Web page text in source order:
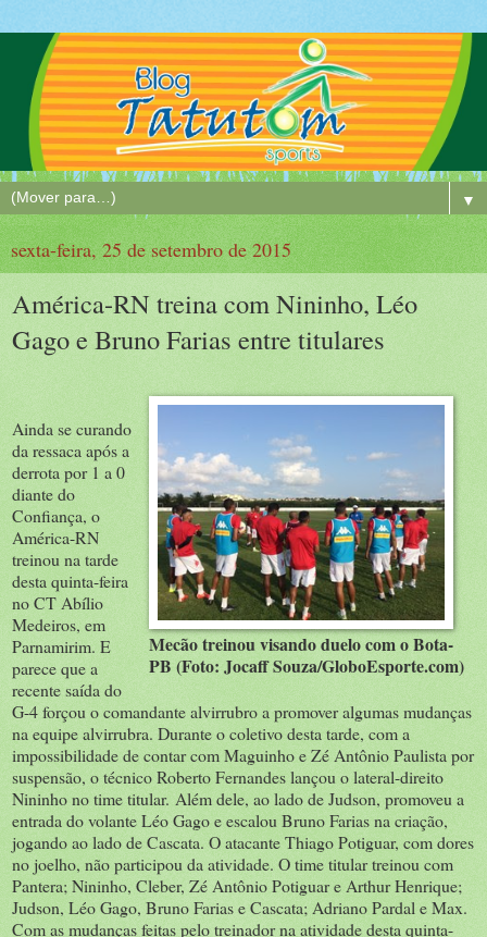
▼
sexta-feira, 25 de setembro de 2015
América-RN treina com Nininho, Léo
Gago e Bruno Farias entre titulares
Mecão treinou visando duelo com o Bota-
PB (Foto: Jocaff Souza/GloboEsporte.com)
Ainda se curando
da ressaca após a
derrota por 1 a 0
diante do
Confiança, o
América-RN
treinou na tarde
desta quinta-feira
no CT Abílio
Medeiros, em
Parnamirim. E
parece que a
recente saída do
G-4 forçou o comandante alvirrubro a promover algumas mudanças
na equipe alvirrubra. Durante o coletivo desta tarde, com a
impossibilidade de contar com Maguinho e Zé Antônio Paulista por
suspensão, o técnico Roberto Fernandes lançou o lateral-direito
Nininho no time titular. Além dele, ao lado de Judson, promoveu a
entrada do volanteLéo Gagoe escalou Bruno Farias na criação,
jogando ao lado de Cascata. O atacante Thiago Potiguar, com dores
no joelho, não participou da atividade. O time titular treinou com
Pantera; Nininho, Cleber, Zé Antônio Potiguar e Arthur Henrique;
Judson, Léo Gago, Bruno Farias e Cascata; Adriano Pardal e Max.
Com as mudanças feitas pelo treinador na atividade desta quinta-